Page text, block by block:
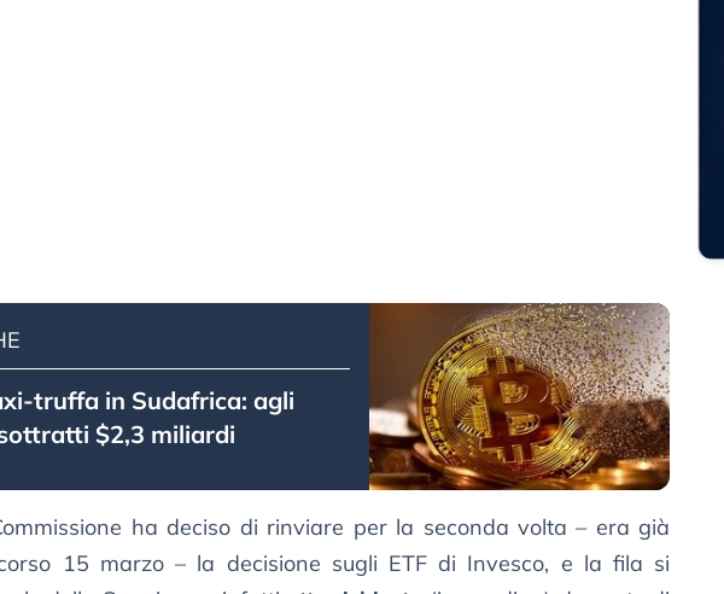
truffa in Sudafrica: agli
$2,3 miliardi
ha deciso di rinviare per la seconda volta – era già
15 marzo – la decisione sugli ETF di Invesco, e la fila si